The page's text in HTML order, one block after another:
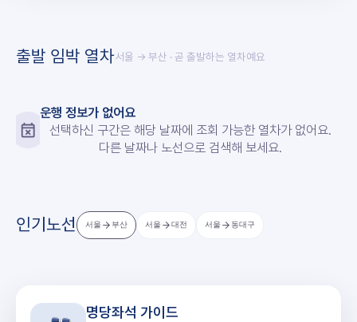
출발 임박 열차서울 → 부산 · 곧 출발하는 열차예요
운행 정보가 없어요
선택하신 구간은 해당 날짜에 조회 가능한 열차가 없어요.
다른 날짜나 노선으로 검색해 보세요.
인기노선 서울 부산 서울 대전 서울 동대구
명당좌석 가이드